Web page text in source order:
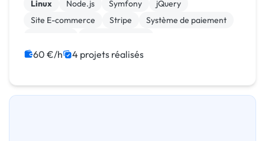
Linux Node.js Symfony
jQuery
Site E-commerce
Stripe
Système de paiement
Installation de Script
60 €/h 4 projets réalisés